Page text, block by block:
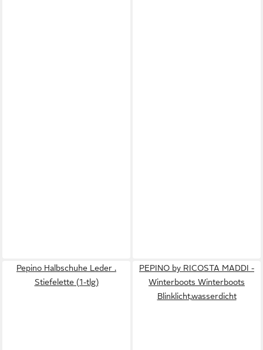
Pepino Halbschuhe Leder .
Stiefelette (1-tlg)
PEPINO by RICOSTA MADDI -
Winterboots Winterboots
Blinklicht,wasserdicht